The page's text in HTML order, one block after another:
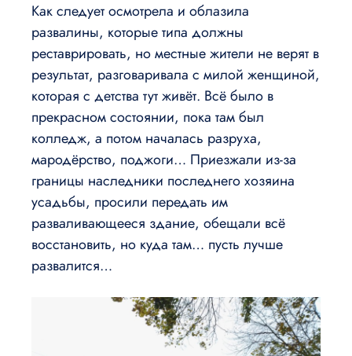
Как следует осмотрела и облазила
развалины, которые типа должны
реставрировать, но местные жители не верят в
результат, разговаривала с милой женщиной,
которая с детства тут живёт. Всё было в
прекрасном состоянии, пока там был
колледж, а потом началась разруха,
мародёрство, поджоги… Приезжали из-за
границы наследники последнего хозяина
усадьбы, просили передать им
разваливающееся здание, обещали всё
восстановить, но куда там… пусть лучше
развалится…